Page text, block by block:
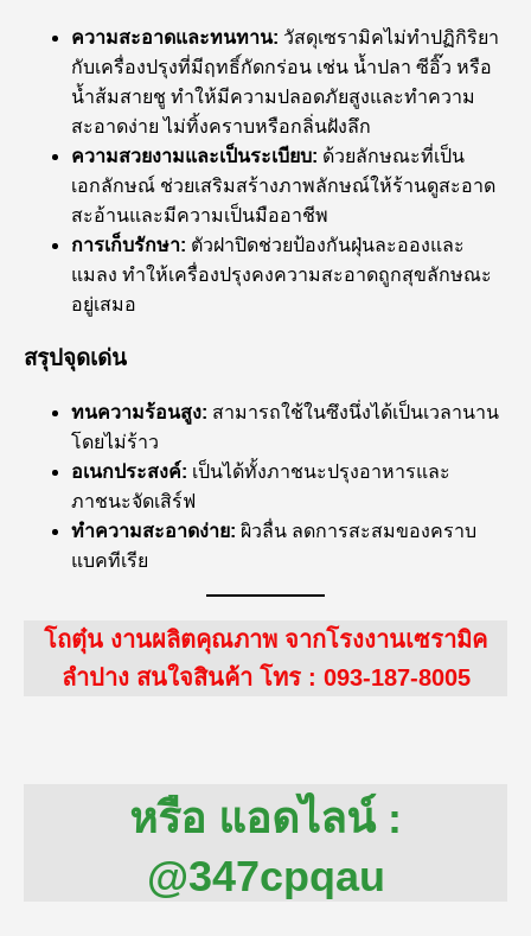
ความสะอาดและทนทาน: วัสดุเซรามิคไม่ทำปฏิกิริยา
กับเครื่องปรุงที่มีฤทธิ์กัดกร่อน เช่น น้ำปลา ซีอิ๊ว หรือ
น้ำส้มสายชู ทำให้มีความปลอดภัยสูงและทำความ
สะอาดง่าย ไม่ทิ้งคราบหรือกลิ่นฝังลึก
ความสวยงามและเป็นระเบียบ: ด้วยลักษณะที่เป็น
เอกลักษณ์ ช่วยเสริมสร้างภาพลักษณ์ให้ร้านดูสะอาด
สะอ้านและมีความเป็นมืออาชีพ
การเก็บรักษา: ตัวฝาปิดช่วยป้องกันฝุ่นละอองและ
แมลง ทำให้เครื่องปรุงคงความสะอาดถูกสุขลักษณะ
อยู่เสมอ
สรุปจุดเด่น
ทนความร้อนสูง: สามารถใช้ในซึงนึ่งได้เป็นเวลานาน
โดยไม่ร้าว
อเนกประสงค์: เป็นได้ทั้งภาชนะปรุงอาหารและ
ภาชนะจัดเสิร์ฟ
ทำความสะอาดง่าย: ผิวลื่น ลดการสะสมของคราบ
แบคทีเรีย
โถตุ๋น งานผลิตคุณภาพ จากโรงงานเซรามิค
ลำปาง สนใจสินค้า โทร : 093-187-8005
หรือ แอดไลน์ :
@347cpqau